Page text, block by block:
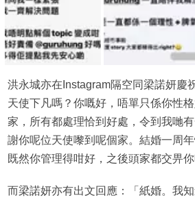
洪永城亦在Instagram隔空同梁諾妍慶
天使下凡嗎？你嘅好，唔單只係你性
家，所有都處理恰到好處，令到我哋
謝你呢位天使嚟到呢個家。結婚一周
既然你管理得咁好，之後頭家都交畀你
而梁諾妍亦有出文回應：「紙婚。我